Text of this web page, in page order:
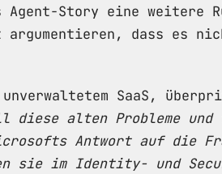
Agent-Story eine weitere
dass es
SaaS,
diese alten Probleme und
Antwort auf die
sie im Identity- und